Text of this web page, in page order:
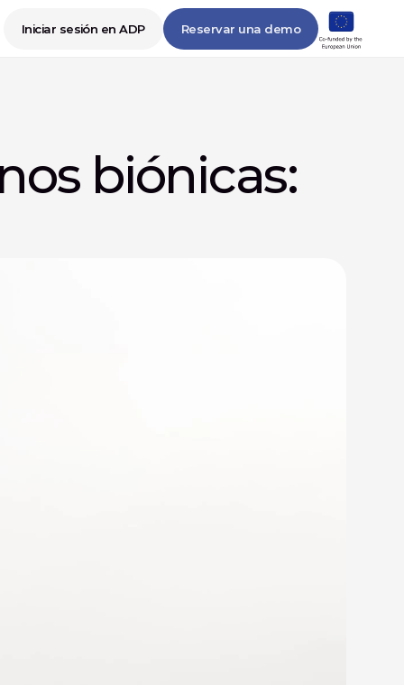
Iniciar sesión en ADP Reservar una demo
biónicas: